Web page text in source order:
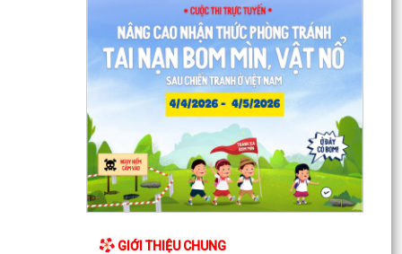
GIỚI THIỆU CHUNG
hiện Dự án: Mở rộng đường Lý Thái Tông kéo dài
(đoạn...
Quyết định Về việc thu hồi đất để GPMB thực
hiện Dự án: Mở rộng đường Lý Thái Tông kéo dài
Quyết định Về việc thu hồi đất để GPMB thực
hiện Dự án: Mở rộng đường Lý Thái Tông kéo dài
(đoạn...
hiện Dự án: Mở rộng đường Lý Thái Tông kéo dài